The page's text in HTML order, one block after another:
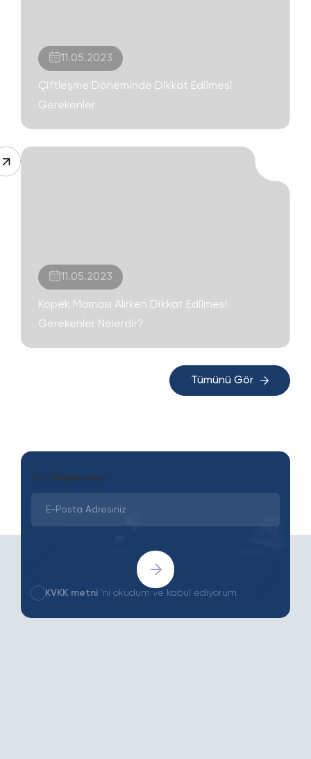
11.05.2023
Çiftleşme Döneminde Dikkat Edilmesi
Gerekenler
11.05.2023
Köpek Maması Alırken Dikkat Edilmesi
Gerekenler Nelerdir?
Tümünü Gör
Son Yazılarımız
KVKK metni 'ni okudum ve kabul ediyorum.